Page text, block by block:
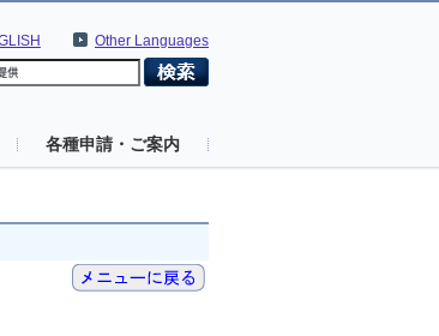
Other Languages
各種申請・ご案内